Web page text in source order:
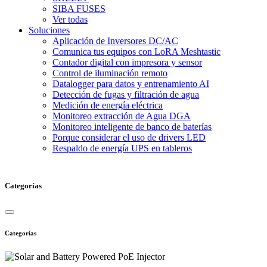
SIBA FUSES
Ver todas
Soluciones
Aplicación de Inversores DC/AC
Comunica tus equipos con LoRA Meshtastic
Contador digital con impresora y sensor
Control de iluminación remoto
Datalogger para datos y entrenamiento AI
Detección de fugas y filtración de agua
Medición de energía eléctrica
Monitoreo extracción de Agua DGA
Monitoreo inteligente de banco de baterías
Porque considerar el uso de drivers LED
Respaldo de energía UPS en tableros
Categorías
Categorías